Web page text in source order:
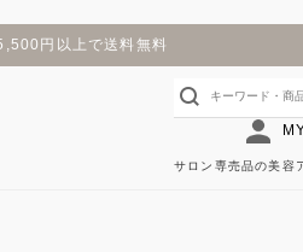
円以上で送料無料
サロン専売品の美容